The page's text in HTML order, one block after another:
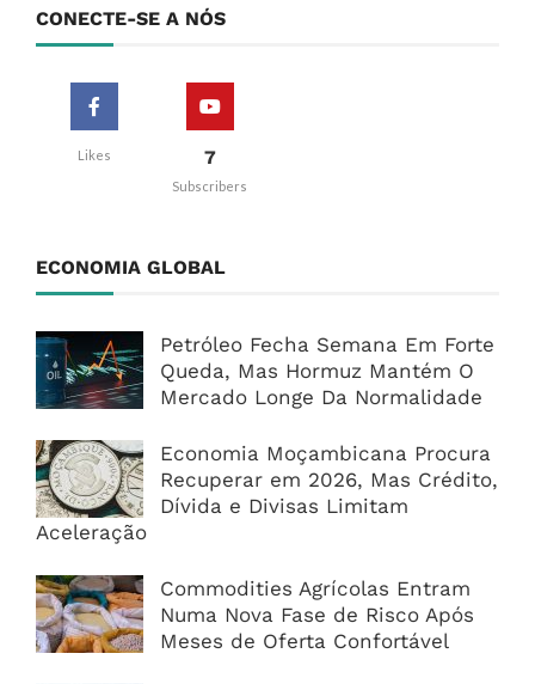
CONECTE-SE A NÓS
Likes 7
Subscribers
ECONOMIA GLOBAL
Petróleo Fecha Semana Em Forte
Queda, Mas Hormuz Mantém O
Mercado Longe Da Normalidade
Economia Moçambicana Procura
Recuperar em 2026, Mas Crédito,
Dívida e Divisas Limitam
Aceleração
Commodities Agrícolas Entram
Numa Nova Fase de Risco Após
Meses de Oferta Confortável